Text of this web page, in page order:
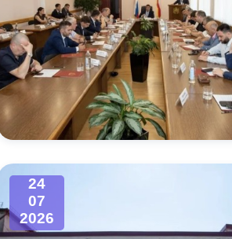
Владикавказ
Распоряжения, постановления
ОРВ и экспертиза НПА
Оценка деятельности органов
местного самоуправления
Открытые данные
24
07
2026